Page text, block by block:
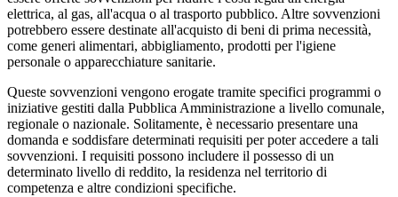
elettrica, al gas, all'acqua o al trasporto pubblico. Altre sovvenzioni
potrebbero essere destinate all'acquisto di beni di prima necessità,
come generi alimentari, abbigliamento, prodotti per l'igiene
personale o apparecchiature sanitarie.
Queste sovvenzioni vengono erogate tramite specifici programmi o
iniziative gestiti dalla Pubblica Amministrazione a livello comunale,
regionale o nazionale. Solitamente, è necessario presentare una
domanda e soddisfare determinati requisiti per poter accedere a tali
sovvenzioni. I requisiti possono includere il possesso di un
determinato livello di reddito, la residenza nel territorio di
competenza e altre condizioni specifiche.